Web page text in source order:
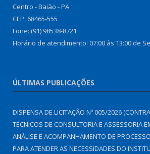
Centro - Baião - PA
CEP: 68465-555
Fone: (91) 98538-8721
Horário de atendimento: 07:00 às 13:00 de
ÚLTIMAS PUBLICAÇÕES
DISPENSA DE LICITAÇÃO Nº 005/2026
TÉCNICOS DE CONSULTORIA E ASSESSORIA
ANÁLISE E ACOMPANHAMENTO DE
PARA ATENDER AS NECESSIDADES DO